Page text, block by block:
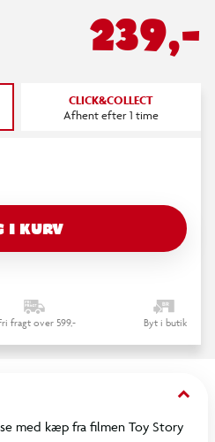
239,-
CLICK&COLLECT
Afhent efter 1 time
I KURV
fragt over 599,- Byt i butik
keyboard_arrow_down
med kæp fra filmen Toy Story